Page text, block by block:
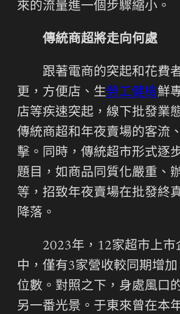
來的流量進一個步驟縮小。
傳統商超將走向何處
跟著電商的突起和花費
更，方便店、生勞工健檢鮮
店等疾速突起，線下批發業
傳統商超和年夜賣場的客流
擊。同時，傳統超市形式逐
題目，如商品同質化嚴重、
等，招致年夜賣場在批發終
降落。
2023年，12家超市上市
中，僅有3家營收較同期增
位數。對照之下，身處風口
另一番光景。于東來曾在本